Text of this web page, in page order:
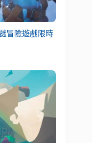
冒險遊戲限時